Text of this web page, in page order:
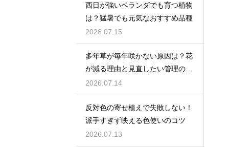
西日が強いベランダでも育つ植物
は？猛暑でも元気なおすすめ品種
2026.07.15
多年草が毎年咲かない原因は？花
が減る理由と見直したい管理のコ
ツ
2026.07.14
反対色の寄せ植えで失敗しない！
派手すぎず映える色使いのコツ
2026.07.13